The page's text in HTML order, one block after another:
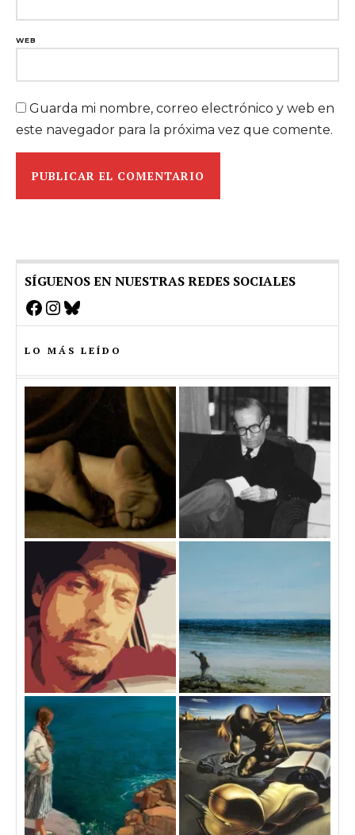
WEB
Guarda mi nombre, correo electrónico y web en
este navegador para la próxima vez que comente.
SÍGUENOS EN NUESTRAS REDES SOCIALES
Facebook
Instagram
Bluesky
LO MÁS LEÍDO